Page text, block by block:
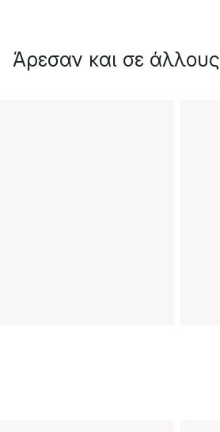
Άρεσαν και σε άλλους